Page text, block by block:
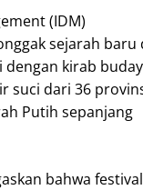
(IDM)
sejarah baru
dengan kirab
suci dari 36
Putih sepanjang
bahwa festival